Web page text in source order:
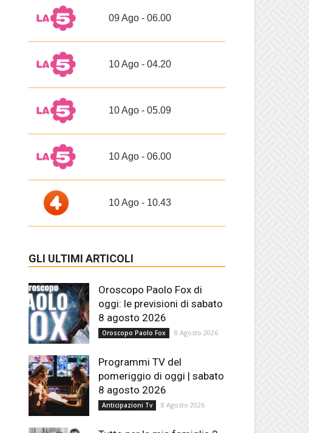
09 Ago - 06.00
10 Ago - 04.20
10 Ago - 05.09
10 Ago - 06.00
10 Ago - 10.43
GLI ULTIMI ARTICOLI
Oroscopo Paolo Fox di
oggi: le previsioni di sabato
8 agosto 2026
Oroscopo Paolo Fox 8 Agosto 2026
Programmi TV del
pomeriggio di oggi | sabato
8 agosto 2026
Anticipazioni Tv 8 Agosto 2026